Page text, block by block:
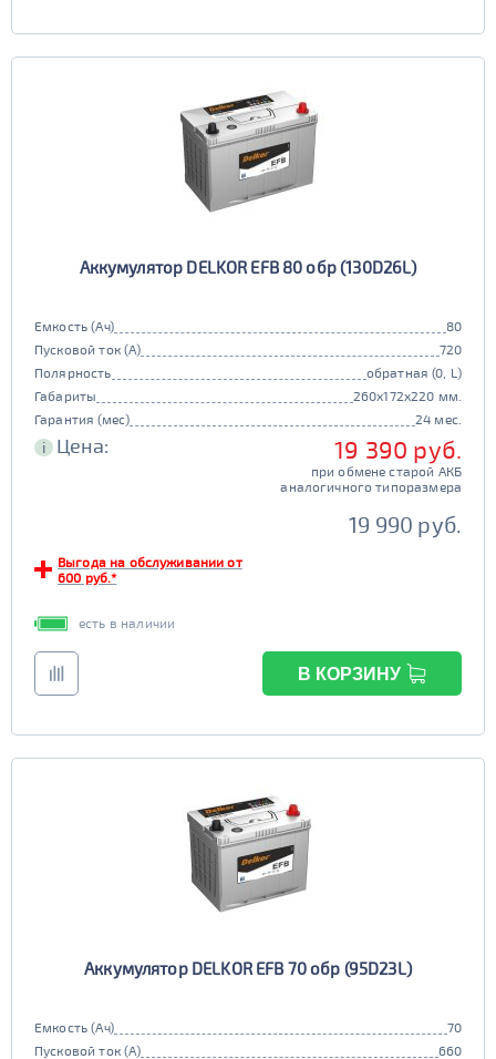
Аккумулятор DELKOR EFB 80 обр (130D26L)
Емкость (Ач)
80
Пусковой ток (А)
720
Полярность
обратная (0, L)
Габариты
260x172x220 мм.
Гарантия (мес)
24 мес.
i Цена: 19 390 руб.
при обмене старой АКБ
аналогичного типоразмера
19 990 руб.
Выгода на обслуживании от
600 руб.*
есть в наличии
В КОРЗИНУ
Аккумулятор DELKOR EFB 70 обр (95D23L)
Емкость (Ач)
70
Пусковой ток (А)
660